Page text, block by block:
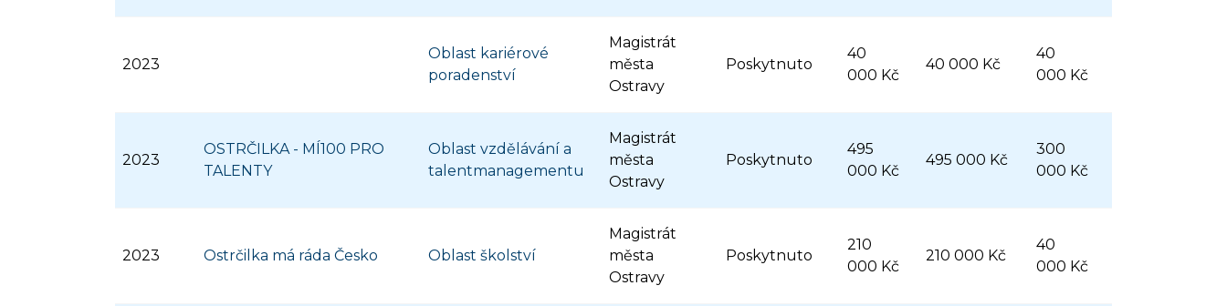
2023
Oblast kariérové
poradenství
Magistrát
města
Ostravy
Poskytnuto
40
000 Kč
40 000 Kč
40
000 Kč
2023
OSTRČILKA - MÍ100 PRO
TALENTY
Oblast vzdělávání a
talentmanagementu
Magistrát
města
Ostravy
Poskytnuto
495
000 Kč
495 000 Kč
300
000 Kč
2023 Ostrčilka má ráda Česko Oblast školství
Magistrát
města
Ostravy
Poskytnuto
210
000 Kč
210 000 Kč
40
000 Kč